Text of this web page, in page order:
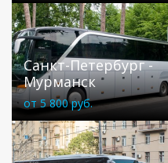
Санкт-Петербург -
Мурманск
от 5 800 руб.